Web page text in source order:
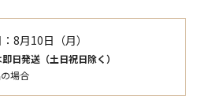
8月10日（月）
日発送（土日祝日除く）
場合